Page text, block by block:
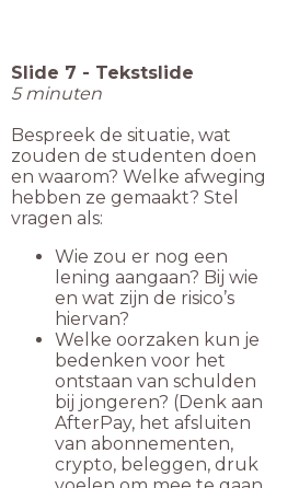
Slide 7 - Tekstslide
5 minuten
Bespreek de situatie, wat
zouden de studenten doen
en waarom? Welke afweging
hebben ze gemaakt? Stel
vragen als:
Wie zou er nog een
lening aangaan? Bij wie
en wat zijn de risico’s
hiervan?
Welke oorzaken kun je
bedenken voor het
ontstaan van schulden
bij jongeren? (Denk aan
AfterPay, het afsluiten
van abonnementen,
crypto, beleggen, druk